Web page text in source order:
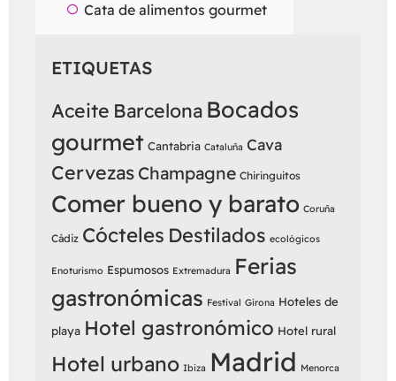
Cata de alimentos gourmet
ETIQUETAS
Aceite Barcelona Bocados
gourmet Cantabria Cataluña Cava
Cervezas Champagne Chiringuitos
Comer bueno y barato Coruña
Cádiz Cócteles Destilados ecológicos
Enoturismo Espumosos Extremadura Ferias
gastronómicas Festival Girona Hoteles de
playa Hotel gastronómico Hotel rural
Hotel urbano Ibiza Madrid Menorca